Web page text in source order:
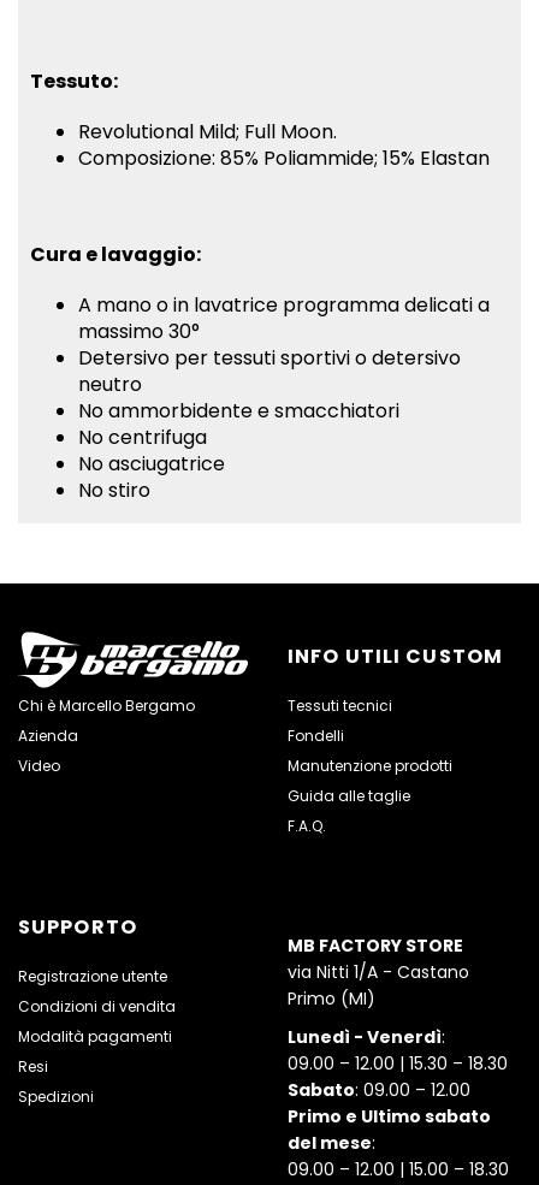
Tessuto:
Revolutional Mild; Full Moon.
Composizione: 85% Poliammide; 15% Elastan
Cura e lavaggio:
A mano o in lavatrice programma delicati a
massimo 30°
Detersivo per tessuti sportivi o detersivo
neutro
No ammorbidente e smacchiatori
No centrifuga
No asciugatrice
No stiro
Chi è Marcello Bergamo
Azienda
Video
INFO UTILI CUSTOM
Tessuti tecnici
Fondelli
Manutenzione prodotti
Guida alle taglie
F.A.Q.
SUPPORTO
Registrazione utente
Condizioni di vendita
Modalità pagamenti
Resi
Spedizioni
MB FACTORY STORE
via Nitti 1/A - Castano
Primo (MI)
Lunedì - Venerdì:
09.00 – 12.00 | 15.30 – 18.30
Sabato: 09.00 – 12.00
Primo e Ultimo sabato
del mese:
09.00 – 12.00 | 15.00 – 18.30